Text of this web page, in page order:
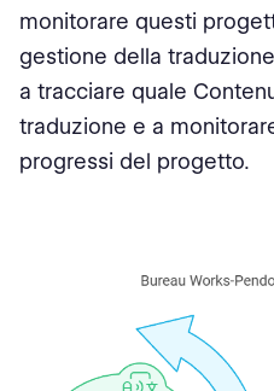
monitorare questi
gestione della
a tracciare quale
traduzione e a
progressi del progetto.